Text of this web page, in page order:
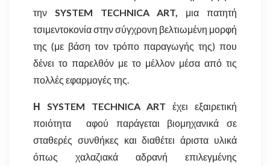
την SYSTEM TECHNICA ART, μια πατητή
τσιμεντοκονία στην σύγχρονη βελτιωμένη μορφή
της (με βάση τον τρόπο παραγωγής της) που
δένει το παρελθόν με το μέλλον μέσα από τις
πολλές εφαρμογές της.
Η SYSTEM TECHNICA ART έχει εξαιρετική
ποιότητα αφού παράγεται βιομηχανικά σε
σταθερές συνθήκες και διαθέτει άριστα υλικά
όπως χαλαζιακά αδρανή επιλεγμένης